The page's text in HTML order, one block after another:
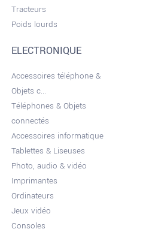
Tracteurs
Poids lourds
ELECTRONIQUE
Accessoires téléphone &
Objets c...
Téléphones & Objets
connectés
Accessoires informatique
Tablettes & Liseuses
Photo, audio & vidéo
Imprimantes
Ordinateurs
Jeux vidéo
Consoles